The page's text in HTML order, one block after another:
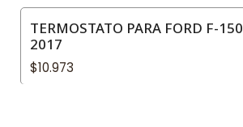
TERMOSTATO PARA FORD F-
2017
$10.973